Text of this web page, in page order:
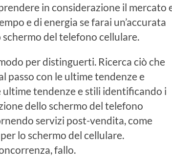
in considerazione il mercato
e di energia se farai un’accurata
del telefono cellulare.
per distinguerti. Ricerca ciò che
passo con le ultime tendenze e
tendenze e stili identificando i
dello schermo del telefono
servizi post-vendita, come
lo schermo del cellulare.
fallo.